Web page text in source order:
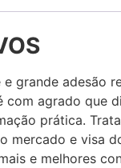
e grande adesão
com agrado que
prática.
mercado e visa
e melhores